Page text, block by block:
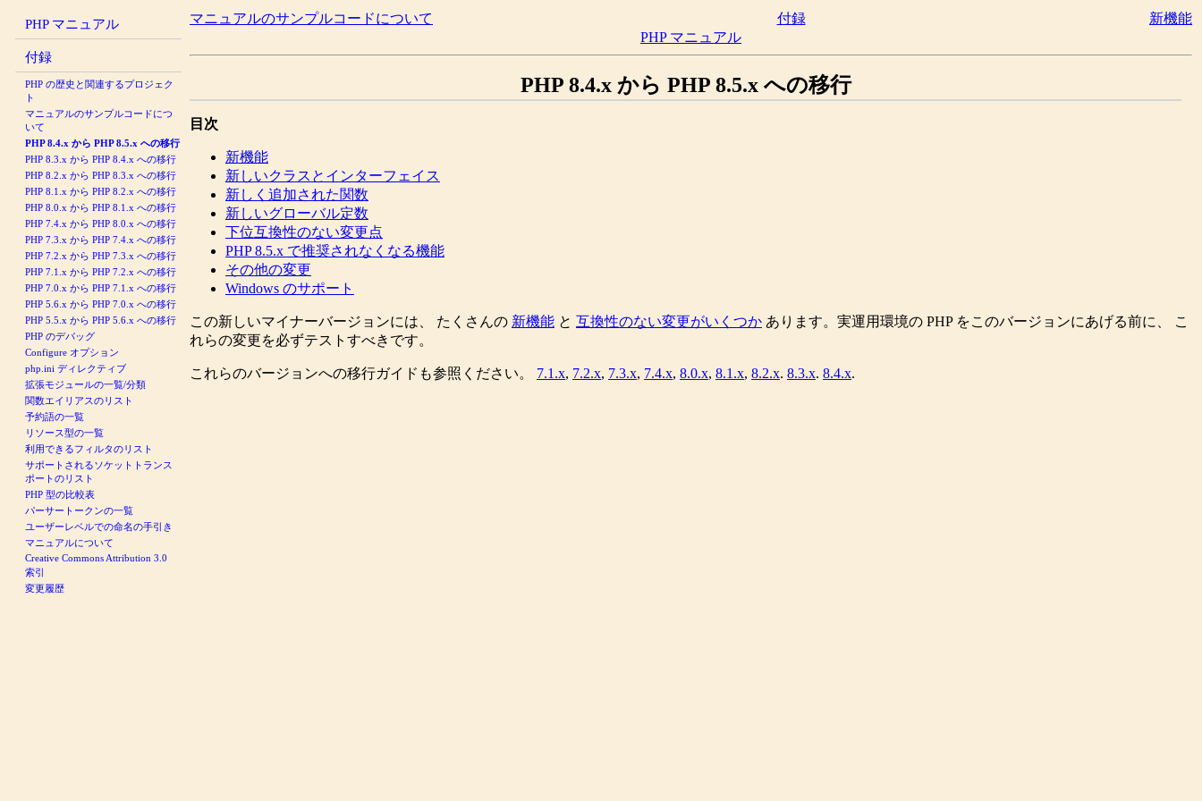
PHP マニュアル
付録
PHP の歴史と関連するプロジェク
ト
マニュアルのサンプルコードにつ
いて
PHP 8.4.x から PHP 8.5.x への移行
PHP 8.3.x から PHP 8.4.x への移行
PHP 8.2.x から PHP 8.3.x への移行
PHP 8.1.x から PHP 8.2.x への移行
PHP 8.0.x から PHP 8.1.x への移行
PHP 7.4.x から PHP 8.0.x への移行
PHP 7.3.x から PHP 7.4.x への移行
PHP 7.2.x から PHP 7.3.x への移行
PHP 7.1.x から PHP 7.2.x への移行
PHP 7.0.x から PHP 7.1.x への移行
PHP 5.6.x から PHP 7.0.x への移行
PHP 5.5.x から PHP 5.6.x への移行
PHP のデバッグ
Configure オプション
php.ini ディレクティブ
拡張モジュールの一覧/分類
関数エイリアスのリスト
予約語の一覧
リソース型の一覧
利用できるフィルタのリスト
サポートされるソケットトランス
ポートのリスト
PHP 型の比較表
パーサートークンの一覧
ユーザーレベルでの命名の手引き
マニュアルについて
Creative Commons Attribution 3.0
索引
変更履歴
マニュアルのサンプルコードについて 新機能
付録
PHP マニュアル
PHP 8.4.x から PHP 8.5.x への移行
目次
新機能
新しいクラスとインターフェイス
新しく追加された関数
新しいグローバル定数
下位互換性のない変更点
PHP 8.5.x で推奨されなくなる機能
その他の変更
Windows のサポート
この新しいマイナーバージョンには、 たくさんの 新機能 と 互換性のない変更がいくつか あります。実運用環境の PHP をこのバージョンにあげる前に、 こ
れらの変更を必ずテストすべきです。
これらのバージョンへの移行ガイドも参照ください。 7.1.x, 7.2.x, 7.3.x, 7.4.x, 8.0.x, 8.1.x, 8.2.x. 8.3.x. 8.4.x.